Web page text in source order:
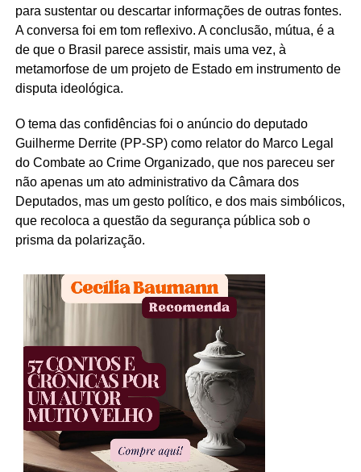
para sustentar ou descartar informações de outras fontes.
A conversa foi em tom reflexivo. A conclusão, mútua, é a
de que o Brasil parece assistir, mais uma vez, à
metamorfose de um projeto de Estado em instrumento de
disputa ideológica.
O tema das confidências foi o anúncio do deputado
Guilherme Derrite (PP-SP) como relator do Marco Legal
do Combate ao Crime Organizado, que nos pareceu ser
não apenas um ato administrativo da Câmara dos
Deputados, mas um gesto político, e dos mais simbólicos,
que recoloca a questão da segurança pública sob o
prisma da polarização.